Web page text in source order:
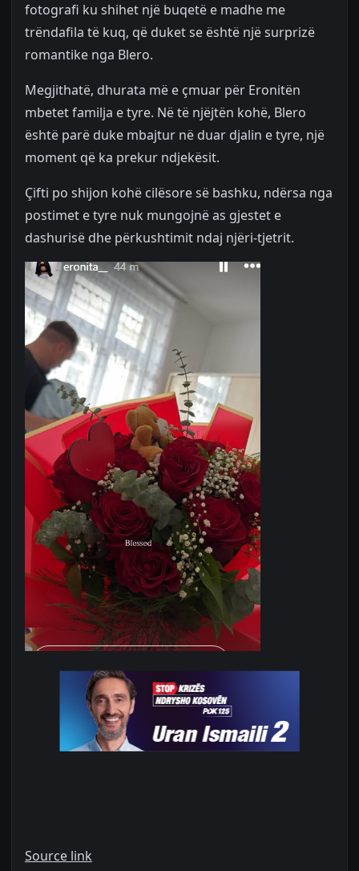
fotografi ku shihet një buqetë e madhe me
trëndafila të kuq, që duket se është një surprizë
romantike nga Blero.
Megjithatë, dhurata më e çmuar për Eronitën
mbetet familja e tyre. Në të njëjtën kohë, Blero
është parë duke mbajtur në duar djalin e tyre, një
moment që ka prekur ndjekësit.
Çifti po shijon kohë cilësore së bashku, ndërsa nga
postimet e tyre nuk mungojnë as gjestet e
dashurisë dhe përkushtimit ndaj njëri-tjetrit.
Source link